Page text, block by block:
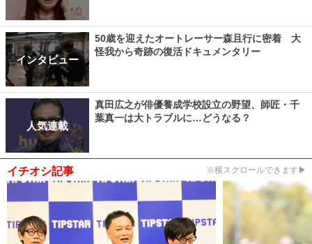
インタビュー
50歳を迎えたオートレーサー森且行に密着 大
怪我から奇跡の復活ドキュメンタリー
人気連載
真田広之が俳優養成学校設立の野望、師匠・千
葉真一は大トラブルに…どうなる？
イチオシ記事 ※横スクロールできます▶